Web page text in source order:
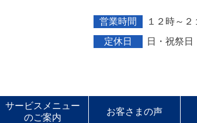
営業時間 １２時～２
定休日 日・祝祭日
サービスメニュー
のご案内
お客さまの声